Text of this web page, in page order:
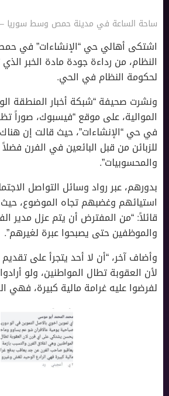
ساحة الساعة في مدينة حمص وسط سوريا –
اشتكى أهالي حي “الإنشاءات” في
النظام، من رداءة جودة مادة الخبر الذي
لحكومة النظام في الحي.
ونشرت صحيفة “شبكة أخبار
الموالية، على موقع “فيسبوك، صوراً
في حي “الإنشاءات”، حيث قالت إن
للزبائن من قبل البائعين في الفرن
والمحسوبيات”.
بدورهم، عبر رواد وسائل التواصل
استيائهم وغضبهم تجاه الموضوع،
قائلاً: “من المفترض أن يتم عزل مدير
والموظفين حتى يصبحوا عبرة لغيرهم”.
وأضاف آخر، “أن لا أحد يتجرأ على
لأن العقوبة تطال المواطنين، ولو
لفرضوا عليه غرامة مالية كبيرة، فهي